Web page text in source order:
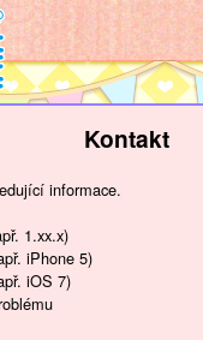
Kontakt
informace.
1.xx.x)
iPhone 5)
iOS 7)